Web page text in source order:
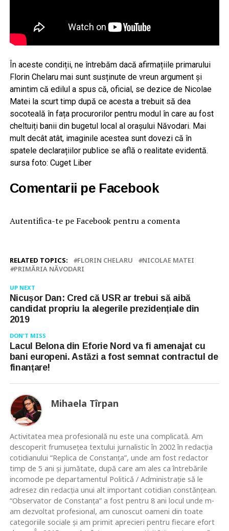
În aceste condiții, ne întrebăm dacă afirmațiile primarului
Florin Chelaru mai sunt susținute de vreun argument și
amintim că edilul a spus că, oficial, se dezice de Nicolae
Matei la scurt timp după ce acesta a trebuit să dea
socoteală în fața procurorilor pentru modul în care au fost
cheltuiți banii din bugetul local al orașului Năvodari. Mai
mult decât atât, imaginile acestea sunt dovezi că în
spatele declarațiilor publice se află o realitate evidentă.
sursa foto: Cuget Liber
Comentarii pe Facebook
Autentifica-te pe Facebook pentru a comenta
RELATED TOPICS: FLORIN CHELARU
NICOLAE MATEI
PRIMĂRIA NĂVODARI
UP NEXT
Nicușor Dan: Cred că USR ar trebui să aibă
candidat propriu la alegerile prezidențiale din
2019
DON'T MISS
Lacul Belona din Eforie Nord va fi amenajat cu
bani europeni. Astăzi a fost semnat contractul de
finanțare!
Mihaela Tîrpan
Activitatea mea profesională nu este una complicată. Am
descoperit frumusețea textului jurnalistic în 2002 în redacția
cotidianului “Replica de Constanța”, unde am fost redactor
timp de 5 ani și jumătate, după care am ales ca întrebările
incomode pe departamentul Politică / Administrație să le
adresez din redacția unui alt important cotidian constănțean.
“Observator de Constanța” a fost pentru 8 ani locul unde m-
am dezvoltat profesional, am cunoscut oameni din toate
categoriile sociale și am primit aprecieri pentru fiecare efort